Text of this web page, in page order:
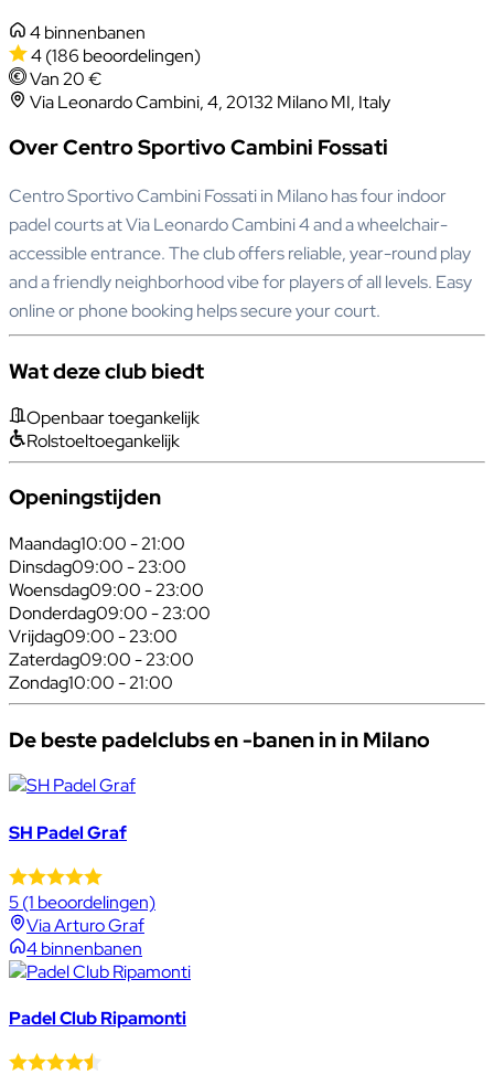
4 binnenbanen
4(186 beoordelingen)
Van 20 €
Via Leonardo Cambini, 4, 20132 Milano MI, Italy
Over Centro Sportivo Cambini Fossati
Centro Sportivo Cambini Fossati in Milano has four indoor
padel courts at Via Leonardo Cambini 4 and a wheelchair-
accessible entrance. The club offers reliable, year-round play
and a friendly neighborhood vibe for players of all levels. Easy
online or phone booking helps secure your court.
Wat deze club biedt
Openbaar toegankelijk
Rolstoeltoegankelijk
Openingstijden
Maandag10:00 - 21:00
Dinsdag09:00 - 23:00
Woensdag09:00 - 23:00
Donderdag09:00 - 23:00
Vrijdag09:00 - 23:00
Zaterdag09:00 - 23:00
Zondag10:00 - 21:00
De beste padelclubs en -banen in in Milano
SH Padel Graf
5(1 beoordelingen)
Via Arturo Graf
4 binnenbanen
Padel Club Ripamonti